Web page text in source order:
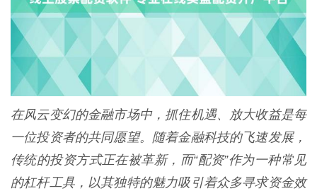
在风云变幻的金融市场中，抓住机遇、放大收益是每
一位投资者的共同愿望。随着金融科技的飞速发展，
传统的投资方式正在被革新，而“配资”作为一种常见
的杠杆工具，以其独特的魅力吸引着众多寻求资金效